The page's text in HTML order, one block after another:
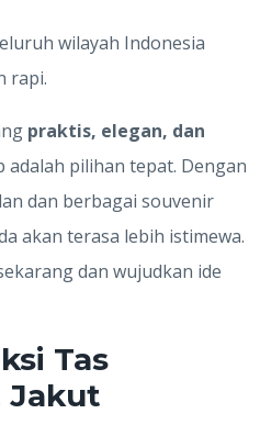
wilayah Indonesia
rapi.
praktis, elegan, dan
adalah pilihan tepat. Dengan
dan berbagai souvenir
akan terasa lebih istimewa.
dan wujudkan ide
Tas
Jakut